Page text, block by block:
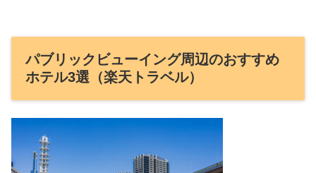
パブリックビューイング周辺のおすすめ
ホテル3選（楽天トラベル）